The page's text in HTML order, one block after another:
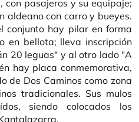
pasajeros y su equipaje;
aldeano con carro y bueyes.
conjunto hay pilar en forma
en bellota; lleva inscripción
20 leguas" y al otro lado "A
hay placa conmemorativa,
de Dos Caminos como zona
tradicionales. Sus mulos
siendo colocados los